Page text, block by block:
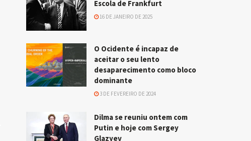
Escola de Frankfurt
16 DE JANEIRO DE 2025
O Ocidente é incapaz de
aceitar o seu lento
desaparecimento como bloco
dominante
3 DE FEVEREIRO DE 2024
Dilma se reuniu ontem com
Putin e hoje com Sergey
Glazyev